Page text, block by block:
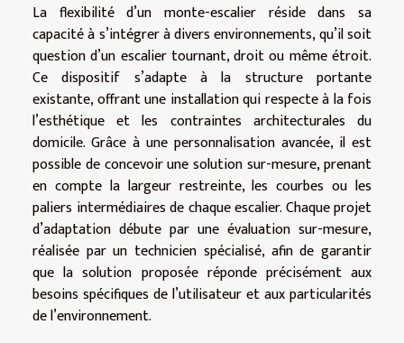
La flexibilité d’un monte-escalier réside dans sa
capacité à s’intégrer à divers environnements, qu’il soit
question d’un escalier tournant, droit ou même étroit.
Ce dispositif s’adapte à la structure portante
existante, offrant une installation qui respecte à la fois
l’esthétique et les contraintes architecturales du
domicile. Grâce à une personnalisation avancée, il est
possible de concevoir une solution sur-mesure, prenant
en compte la largeur restreinte, les courbes ou les
paliers intermédiaires de chaque escalier. Chaque projet
d’adaptation débute par une évaluation sur-mesure,
réalisée par un technicien spécialisé, afin de garantir
que la solution proposée réponde précisément aux
besoins spécifiques de l’utilisateur et aux particularités
de l’environnement.